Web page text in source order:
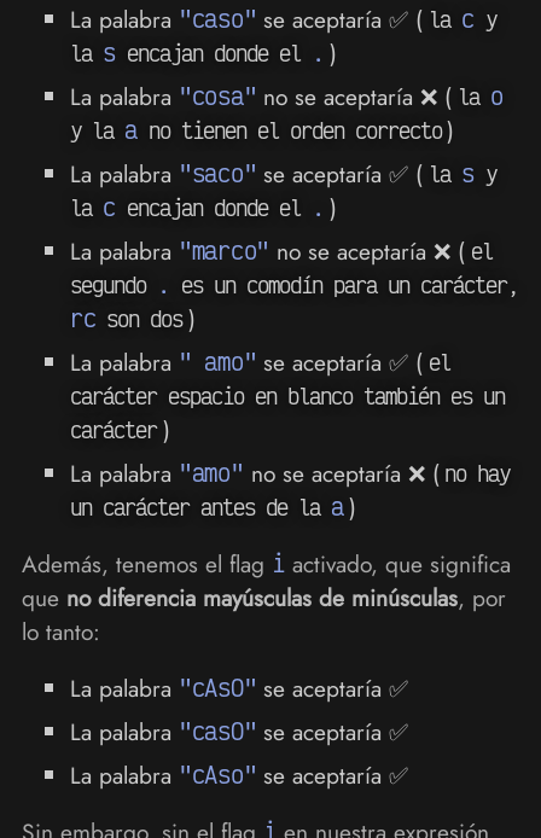
La palabra "caso" se aceptaría ✅ ( la c y
la sencajan donde el . )
La palabra "cosa" no se aceptaría ❌ ( la o
y la a no tienen el orden correcto )
La palabra "saco" se aceptaría ✅ ( la sy
la c encajan donde el . )
La palabra "marco" no se aceptaría ❌ ( el
segundo . es un comodín para un carácter,
rc son dos )
La palabra " amo" se aceptaría ✅ ( el
carácter espacio en blanco también es un
carácter )
La palabra "amo" no se aceptaría ❌ ( no hay
un carácter antes de la a)
Además, tenemos el flag iactivado, que significa
que no diferencia mayúsculas de minúsculas, por
lo tanto:
La palabra "cAsO" se aceptaría ✅
La palabra "casO" se aceptaría ✅
La palabra "cAso" se aceptaría ✅
i